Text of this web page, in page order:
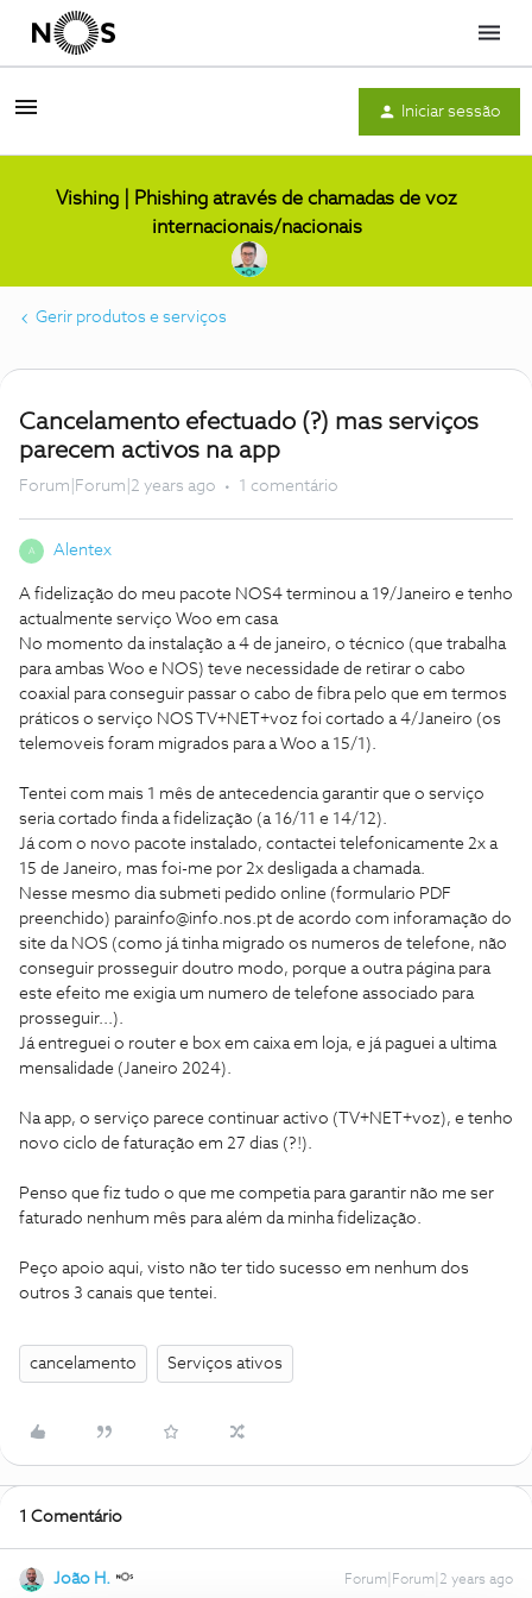
Menu
Iniciar sessão
Vishing | Phishing através de chamadas de voz
internacionais/nacionais
Gerir produtos e serviços
Cancelamento efectuado (?) mas serviços
parecem activos na app
Forum|Forum|2 years ago 1 comentário
A Alentex
A fidelização do meu pacote NOS4 terminou a 19/Janeiro e tenho
actualmente serviço Woo em casa
No momento da instalação a 4 de janeiro, o técnico (que trabalha
para ambas Woo e NOS) teve necessidade de retirar o cabo
coaxial para conseguir passar o cabo de fibra pelo que em termos
práticos o serviço NOS TV+NET+voz foi cortado a 4/Janeiro (os
telemoveis foram migrados para a Woo a 15/1).
Tentei com mais 1 mês de antecedencia garantir que o serviço
seria cortado finda a fidelização (a 16/11 e 14/12).
Já com o novo pacote instalado, contactei telefonicamente 2x a
15 de Janeiro, mas foi-me por 2x desligada a chamada.
Nesse mesmo dia submeti pedido online (formulario PDF
preenchido) parainfo@info.nos.pt de acordo com inforamação do
site da NOS (como já tinha migrado os numeros de telefone, não
conseguir prosseguir doutro modo, porque a outra página para
este efeito me exigia um numero de telefone associado para
prosseguir...).
Já entreguei o router e box em caixa em loja, e já paguei a ultima
mensalidade (Janeiro 2024).
Na app, o serviço parece continuar activo (TV+NET+voz), e tenho
novo ciclo de faturação em 27 dias (?!).
Penso que fiz tudo o que me competia para garantir não me ser
faturado nenhum mês para além da minha fidelização.
Peço apoio aqui, visto não ter tido sucesso em nenhum dos
outros 3 canais que tentei.
cancelamento Serviços ativos
1 Comentário
João H. Forum|Forum|2 years ago